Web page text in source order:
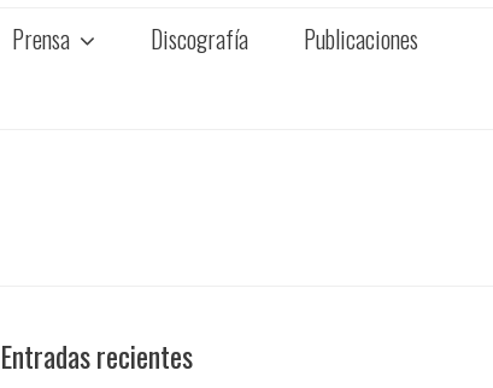
Prensa Discografía Publicaciones
Entradas recientes